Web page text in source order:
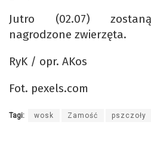
Jutro (02.07)
nagrodzone zwierzęta.
RyK / opr. AKos
Fot. pexels.com
Tagi: wosk Zamość pszczoły